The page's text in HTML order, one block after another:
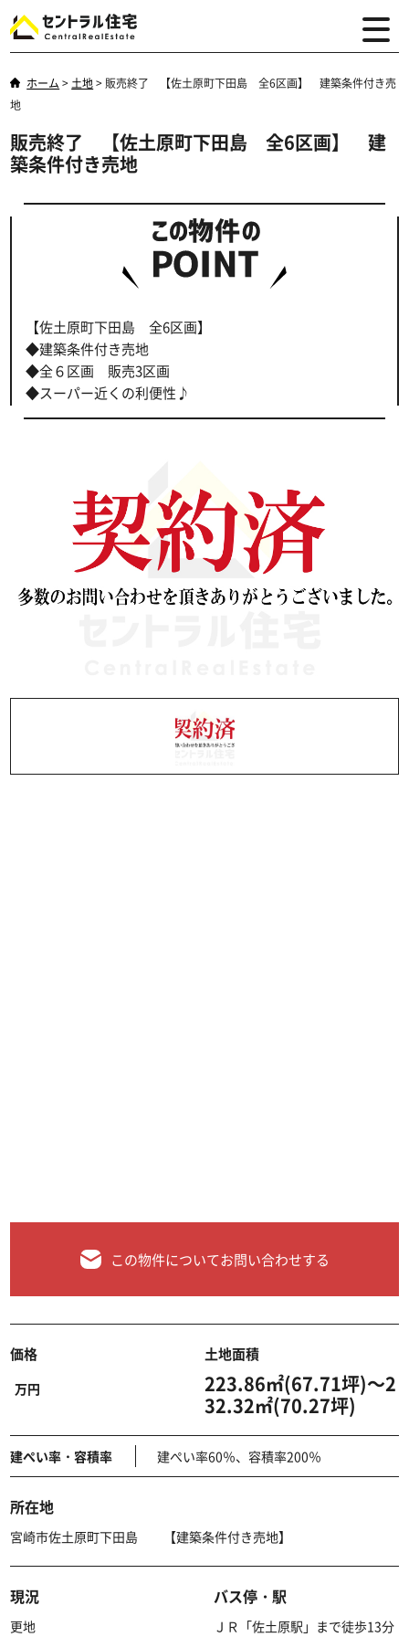
ホーム > 土地> 販売終了 【佐土原町下田島 全6区画】 建築条件付き売
地
販売終了 【佐土原町下田島 全6区画】 建
築条件付き売地
【佐土原町下田島 全6区画】
◆建築条件付き売地
◆全６区画 販売3区画
◆スーパー近くの利便性♪
この物件についてお問い合わせする
価格
万円
土地面積
223.86㎡(67.71坪)～2
32.32㎡(70.27坪)
建ぺい率・容積率 建ぺい率60％、容積率200％
所在地
宮崎市佐土原町下田島 【建築条件付き売地】
現況
更地
バス停・駅
ＪＲ「佐土原駅」まで徒歩13分